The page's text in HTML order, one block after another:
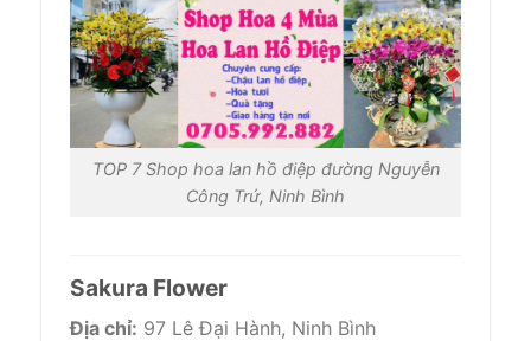
TOP 7 Shop hoa lan hồ điệp đường Nguyễn
Công Trứ, Ninh Bình
Sakura Flower
Địa chỉ: 97 Lê Đại Hành, Ninh Bình